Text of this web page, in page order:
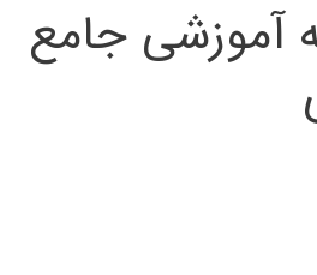
آموزشی جامع